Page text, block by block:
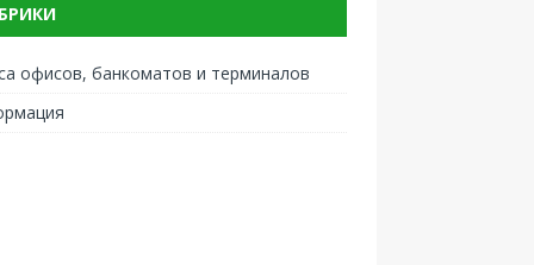
офисов, банкоматов и терминалов